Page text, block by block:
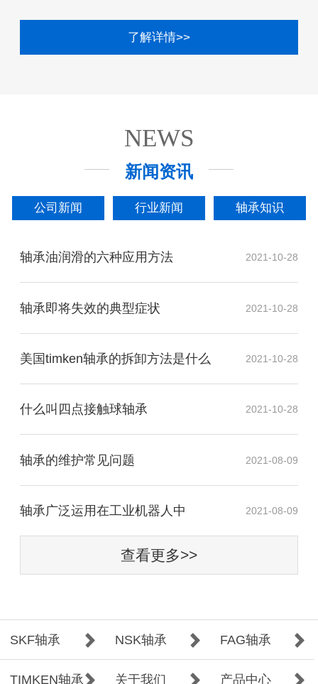
了解详情>>
NEWS
新闻资讯
公司新闻 行业新闻 轴承知识
轴承油润滑的六种应用方法 2021-10-28
轴承即将失效的典型症状 2021-10-28
美国timken轴承的拆卸方法是什么 2021-10-28
什么叫四点接触球轴承 2021-10-28
轴承的维护常见问题 2021-08-09
​轴承广泛运用在工业机器人中 2021-08-09
查看更多>>
SKF轴承 NSK轴承 FAG轴承
TIMKEN轴承 关于我们 产品中心